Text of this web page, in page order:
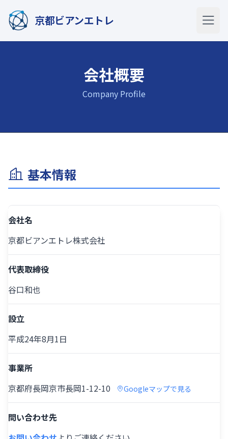
京都ビアンエトレ
会社概要
Company Profile
基本情報
会社名
京都ビアンエトレ株式会社
代表取締役
谷口和也
設立
平成24年8月1日
事業所
京都府長岡京市長岡1-12-10
Googleマップで見る
問い合わせ先